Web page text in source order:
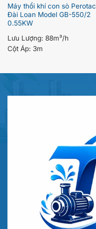
Máy thổi khí con sò Perotac
Đài Loan Model GB-550/2
0.55KW
Lưu Lượng: 88m³/h
Cột Áp: 3m